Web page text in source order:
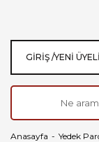
GIRIŞ /YENI
Anasayfa Yedek